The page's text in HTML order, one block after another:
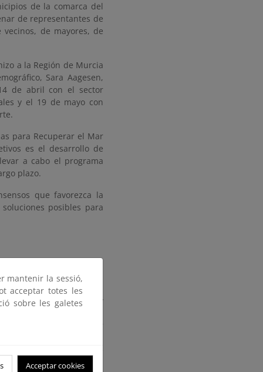
de la comarca del
de representantes de
vecinos, de mayores, de
a la Región de Murcia
Sara Aagesen,
de abril con el sector
y el 19 de mayo con
para Recuperar el Mar
es el desarrollo de
a cabo el programa
plazo.
que favorezca la
posibles para
cuenca vertiente son:
en el territorio y
recuperación de del Mar
mantenir la sessió,
acceptar totes les
sobre les galetes
Acceptar cookies